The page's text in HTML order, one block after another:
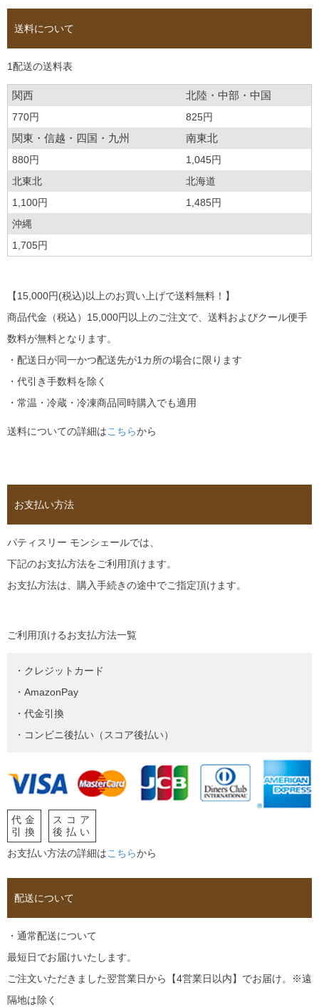
送料について
1配送の送料表
関西 北陸・中部・中国
770円 825円
関東・信越・四国・九州 南東北
880円
1,045円
北東北
北海道
1,100円
1,485円
沖縄
1,705円
【15,000円(税込)以上のお買い上げで送料無料！】
商品代金（税込）15,000円以上のご注文で、送料およびクール便手
数料が無料となります。
・配送日が同一かつ配送先が1カ所の場合に限ります
・代引き手数料を除く
・常温・冷蔵・冷凍商品同時購入でも適用
送料についての詳細はこちらから
お支払い方法
パティスリー モンシェールでは、
下記のお支払方法をご利用頂けます。
お支払方法は、購入手続きの途中でご指定頂けます。
ご利用頂けるお支払方法一覧
・クレジットカード
・AmazonPay
・代金引換
・コンビニ後払い（スコア後払い）
代金
引換
スコア
後払い
お支払い方法の詳細はこちらから
配送について
・通常配送について
最短日でお届けいたします。
ご注文いただきました翌営業日から【4営業日以内】でお届け。※遠
隔地は除く